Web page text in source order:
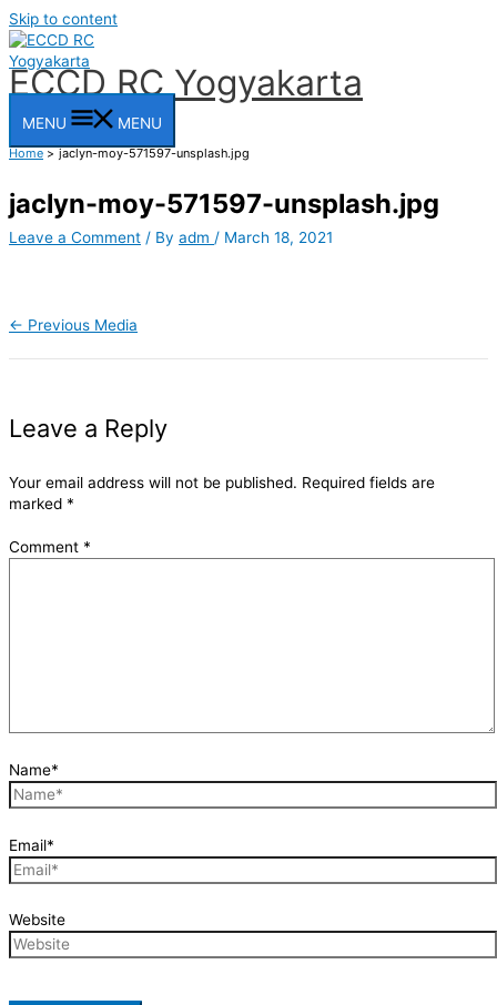
Skip to content
ECCD RC Yogyakarta
MENU MENU
Home jaclyn-moy-571597-unsplash.jpg
jaclyn-moy-571597-unsplash.jpg
Leave a Comment / By adm / March 18, 2021
← Previous Media
Leave a Reply
Your email address will not be published. Required fields are
marked *
Comment *
Name*
Email*
Website